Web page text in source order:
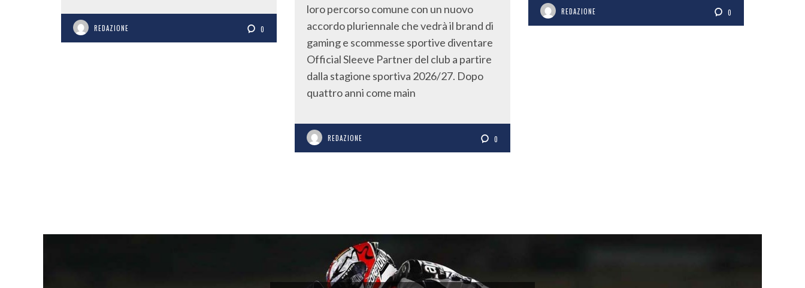
REDAZIONE 0
loro percorso comune con un nuovo
accordo pluriennale che vedrà il brand di
gaming e scommesse sportive diventare
Official Sleeve Partner del club a partire
dalla stagione sportiva 2026/27. Dopo
quattro anni come main
REDAZIONE 0
REDAZIONE 0